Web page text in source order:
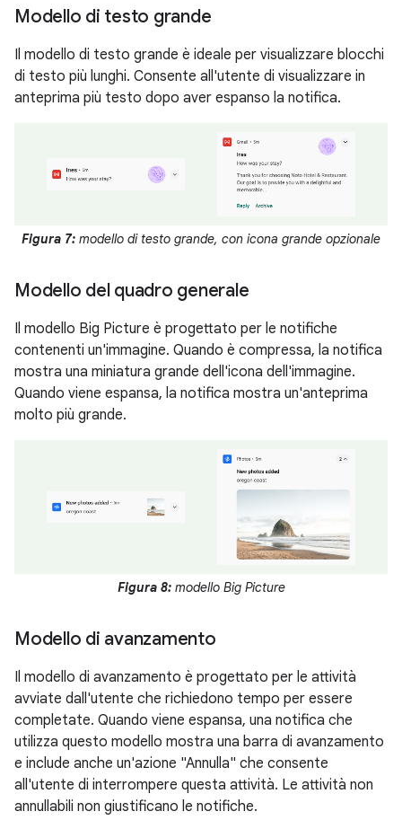
Modello di testo grande
Il modello di testo grande è ideale per visualizzare blocchi
di testo più lunghi. Consente all'utente di visualizzare in
anteprima più testo dopo aver espanso la notifica.
Figura 7: modello di testo grande, con icona grande opzionale
Modello del quadro generale
Il modello Big Picture è progettato per le notifiche
contenenti un'immagine. Quando è compressa, la notifica
mostra una miniatura grande dell'icona dell'immagine.
Quando viene espansa, la notifica mostra un'anteprima
molto più grande.
Figura 8:modello Big Picture
Modello di avanzamento
Il modello di avanzamento è progettato per le attività
avviate dall'utente che richiedono tempo per essere
completate. Quando viene espansa, una notifica che
utilizza questo modello mostra una barra di avanzamento
e include anche un'azione "Annulla" che consente
all'utente di interrompere questa attività. Le attività non
annullabili non giustificano le notifiche.